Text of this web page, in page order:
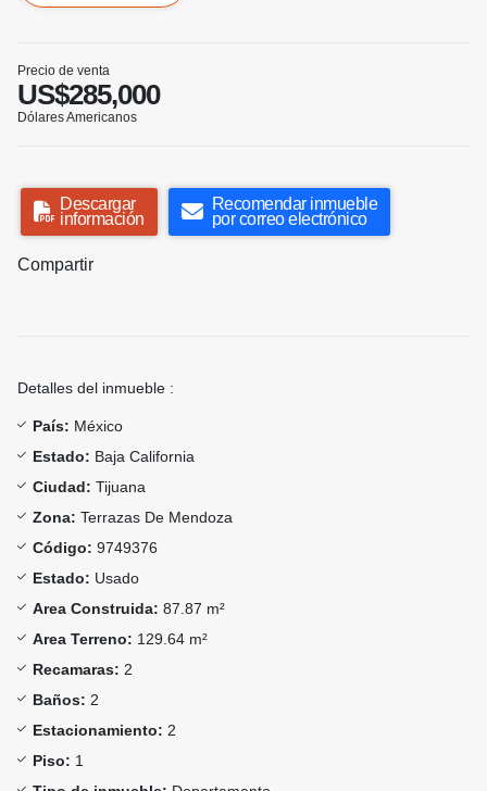
Precio de venta
US$285,000
Dólares Americanos
Descargar
información
Recomendar inmueble
por correo electrónico
Compartir
Detalles del inmueble :
País: México
Estado: Baja California
Ciudad: Tijuana
Zona: Terrazas De Mendoza
Código: 9749376
Estado: Usado
Area Construida: 87.87 m²
Area Terreno: 129.64 m²
Recamaras: 2
Baños: 2
Estacionamiento: 2
Piso: 1